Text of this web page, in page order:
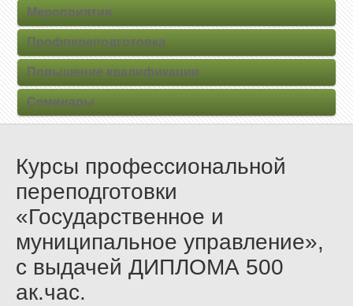
Мероприятия
Профпереподготовка
Повышение квалификации
Семинары
Курсы профессиональной
переподготовки
«Государственное и
муниципальное управление»,
с выдачей ДИПЛОМА 500
ак.час.